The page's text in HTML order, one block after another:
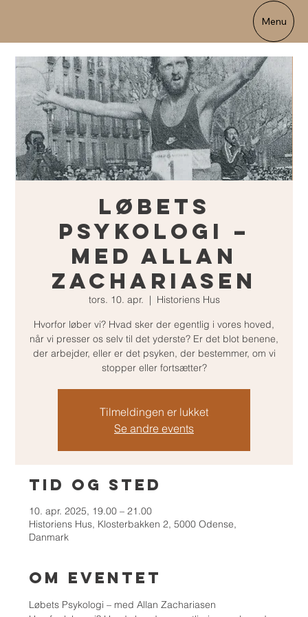
Menu
Løbets
Psykologi –
med Allan
Zachariasen
tors. 10. apr.
  |
Historiens Hus
Hvorfor løber vi? Hvad sker der egentlig i vores hoved,
når vi presser os selv til det yderste? Er det blot benene,
der arbejder, eller er det psyken, der bestemmer, om vi
stopper eller fortsætter?
Tilmeldingen er lukket
Se andre events
Tid og sted
10. apr. 2025, 19.00 – 21.00
Historiens Hus, Klosterbakken 2, 5000 Odense,
Danmark
Om eventet
Løbets Psykologi – med Allan Zachariasen